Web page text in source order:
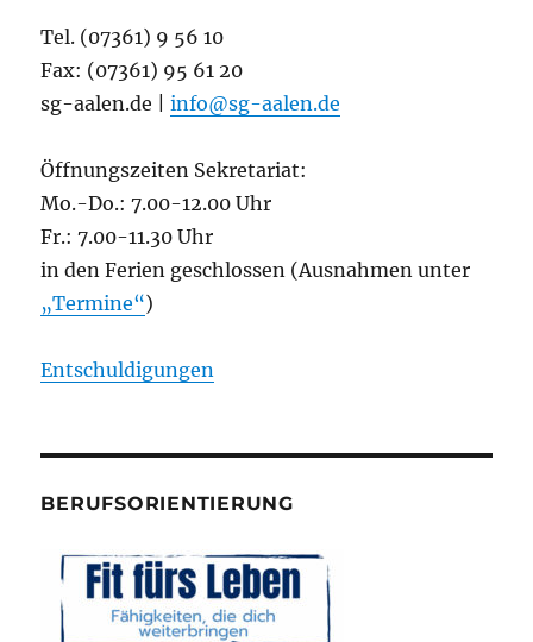
Tel. (07361) 9 56 10
Fax: (07361) 95 61 20
sg-aalen.de |info@sg-aalen.de
Öffnungszeiten Sekretariat:
Mo.-Do.: 7.00-12.00 Uhr
Fr.: 7.00-11.30 Uhr
in den Ferien geschlossen (Ausnahmen unter
„Termine“)
Entschuldigungen
BERUFSORIENTIERUNG